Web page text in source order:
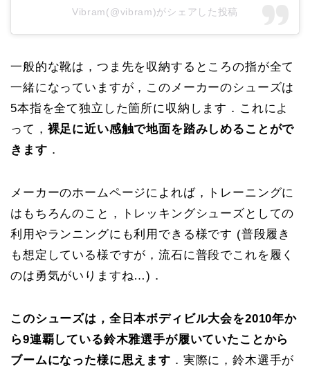
Vibram(@vibram)がシェアした投稿
一般的な靴は，つま先を収納するところの指が全て
一緒になっていますが，このメーカーのシューズは
5本指を全て独立した箇所に収納します．これによ
って， 裸足に近い感触で地面を踏みしめることがで
きます ．
メーカーのホームページによれば，トレーニングに
はもちろんのこと，トレッキングシューズとしての
利用やランニングにも利用できる様です (普段履き
も想定している様ですが，流石に普段でこれを履く
のは勇気がいりますね…)．
このシューズは，全日本ボディビル大会を2010年か
ら9連覇している鈴木雅選手が履いていたことから
ブームになった様に思えます ．実際に，鈴木選手が